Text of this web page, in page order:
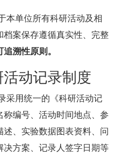
本单位所有科研活动及相
档案保存遵循真实性、完整
追溯性原则。
动记录制度
采用统一的《科研活动记
编号、活动时间地点、参
、实验数据图表资料、问
决方案、记录人签字日期等